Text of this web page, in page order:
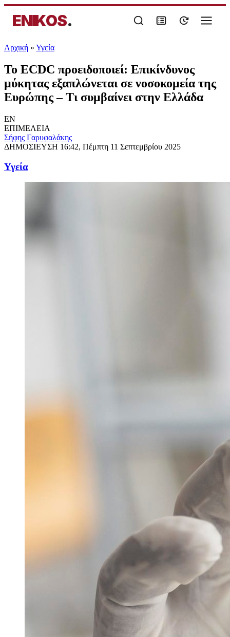
ENIKOS.
Αρχική » Υγεία
To ECDC προειδοποιεί: Επικίνδυνος
μύκητας εξαπλώνεται σε νοσοκομεία της
Ευρώπης – Τι συμβαίνει στην Ελλάδα
EN
ΕΠΙΜΕΛΕΙΑ
Σήφης Γαρυφαλάκης
ΔΗΜΟΣΙΕΥΣΗ 16:42, Πέμπτη 11 Σεπτεμβρίου 2025
Υγεία